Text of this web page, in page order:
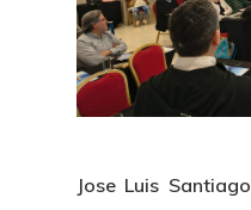
Jose Luis